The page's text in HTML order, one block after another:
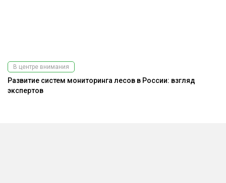
В центре внимания
Развитие систем мониторинга лесов в России: взгляд
экспертов